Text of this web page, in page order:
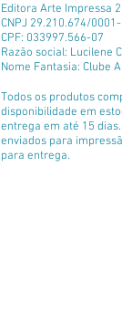
Editora Arte Impressa
CNPJ 29.210.674/
CPF: 033997.566-07
Razão social: Lucilene
Nome Fantasia: Clube
Todos os produtos
disponibilidade em
entrega em até 15
enviados para
para entrega.